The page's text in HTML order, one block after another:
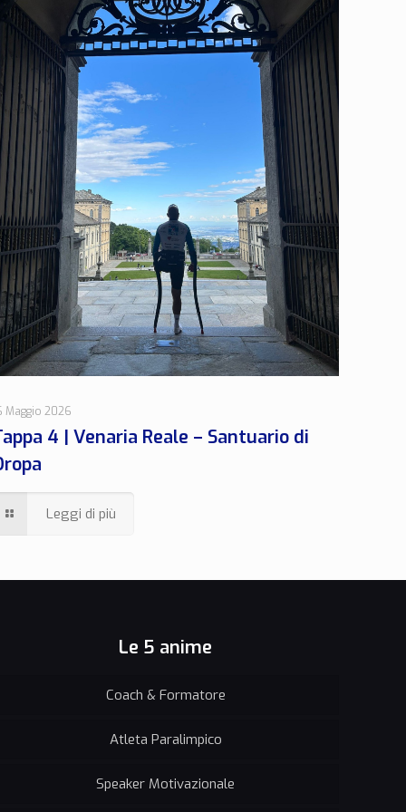
Maggio 2026
4 | Venaria Reale – Santuario di
Leggi di più
Le 5 anime
Coach & Formatore
Atleta Paralimpico
Speaker Motivazionale